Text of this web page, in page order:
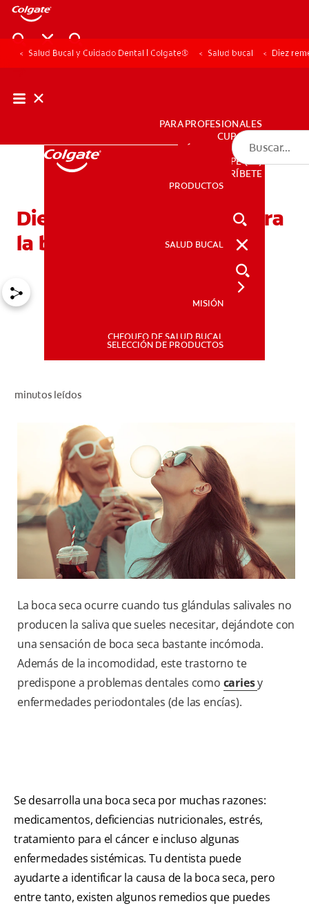
PRODUCTOS
PARA PROFESIONALES
CUPONES
DÓNDE COMPRAR
PE (ES)
PARA PROFESIONALES
CUPONES
DÓNDE COMPRAR
PE (ES)
SUSCRÍBETE
PRODUCTOS
SALUD BUCAL
MISIÓN
CHEQUEO DE SALUD BUCAL
SELECCIÓN DE PRODUCTOS
Salud Bucal y Cuidado Dental | Colgate® Salud bucal Diez
Diez remedios caseros para
la boca seca
minutos leídos
La boca seca ocurre cuando tus glándulas salivales no
producen la saliva que sueles necesitar, dejándote con
una sensación de boca seca bastante incómoda.
Además de la incomodidad, este trastorno te
predispone a problemas dentales como cariesy
enfermedades periodontales (de las encías).
Se desarrolla una boca seca por muchas razones:
medicamentos, deficiencias nutricionales, estrés,
tratamiento para el cáncer e incluso algunas
enfermedades sistémicas. Tu dentista puede
ayudarte a identificar la causa de la boca seca, pero
entre tanto, existen algunos remedios que puedes